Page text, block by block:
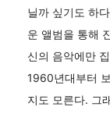
닐까 싶기도 하
운 앨범을 통해
신의 음악에만
1960년대부터
지도 모른다. 그